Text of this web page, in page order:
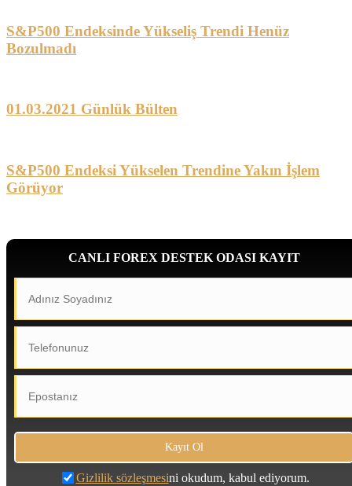
S&P500 Endeksinde Yükseliş Trendi Henüz
Bozulmadı
01.03.2021 Günlük Bülten
S&P500 Endeksi Yükselen Trendine Yakın İşlem
Görüyor
CANLI FOREX DESTEK ODASI KAYIT
Gizlilik sözleşmesini okudum, kabul ediyorum.